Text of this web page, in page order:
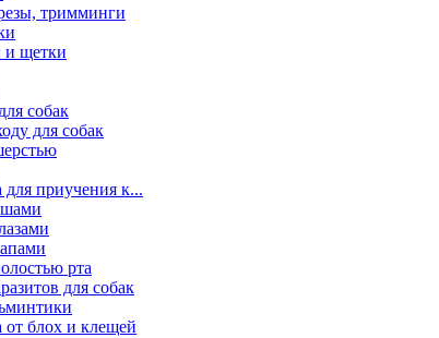
тримминги
и щетки
собак
для собак
для приучения к...
рта
для собак
от блох и клещей